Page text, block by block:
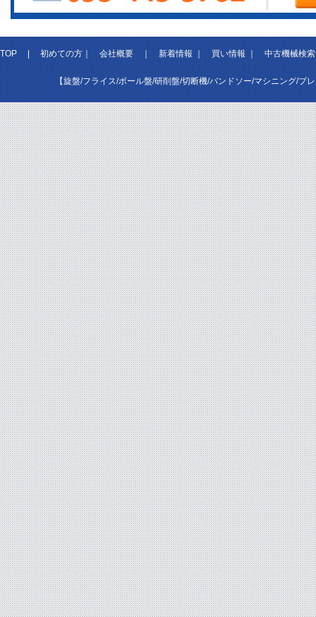
TOP|初めての方｜会社概要｜新着情報｜買い情報｜中古機械検索
【旋盤/フライス/ボール盤/研削盤/切断機/バンドソー/マシニング/プ